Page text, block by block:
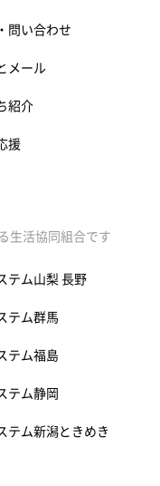
問い合わせ
メール
紹介
援
生活協同組合です
テム山梨 長野
テム群馬
テム福島
テム静岡
テム新潟ときめき